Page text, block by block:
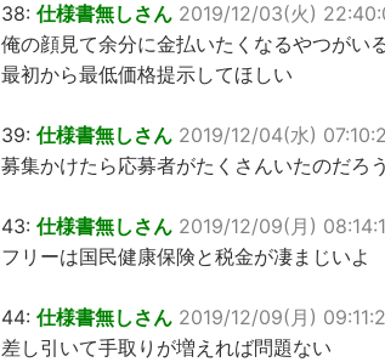
38: 仕様書無しさん 2019/12/03(火)
俺の顔見て余分に金払いたくなるやつがい
最初から最低価格提示してほしい
39: 仕様書無しさん 2019/12/04(水)
募集かけたら応募者がたくさんいたのだろう
43: 仕様書無しさん 2019/12/09(月)
フリーは国民健康保険と税金が凄まじいよ
44: 仕様書無しさん 2019/12/09(月)
差し引いて手取りが増えれば問題ない